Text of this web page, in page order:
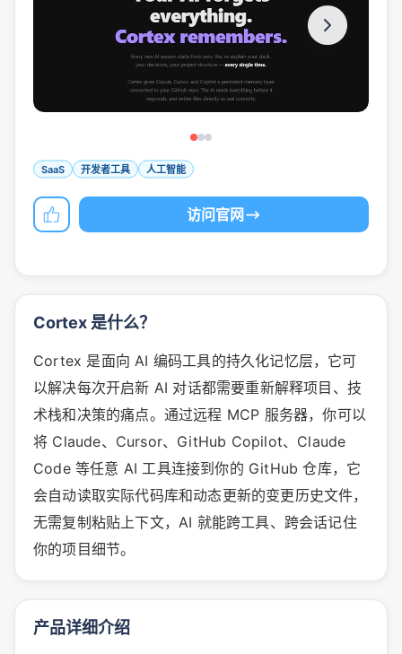
SaaS 开发者工具 人工智能
访问官网
Cortex 是什么？
Cortex 是面向 AI 编码工具的持久化记忆层，它可
以解决每次开启新 AI 对话都需要重新解释项目、技
术栈和决策的痛点。通过远程 MCP 服务器，你可以
将 Claude、Cursor、GitHub Copilot、Claude
Code 等任意 AI 工具连接到你的 GitHub 仓库，它
会自动读取实际代码库和动态更新的变更历史文件，
无需复制粘贴上下文，AI 就能跨工具、跨会话记住
你的项目细节。
产品详细介绍